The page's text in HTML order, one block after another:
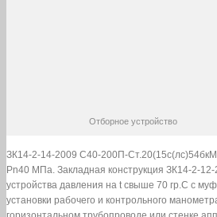
Отборное устройство
ЗК14-2-14-2009 С40-200П-
Pn40 МПа. Закладная конструкция ЗК14-2-12-
устройства давления на t свыше 70 гр.С с
установки рабочего и контрольного